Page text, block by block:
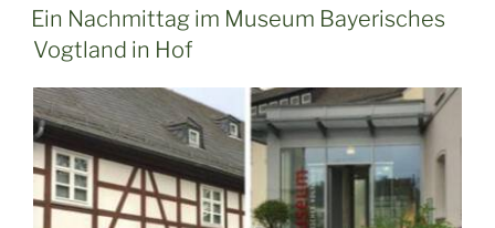
AM
Ein Nachmittag im Museum Bayerisches
Vogtland in Hof